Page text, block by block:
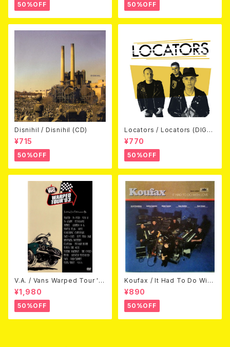
50%OFF 50%OFF
Disnihil / Disnihil (CD)
¥715
50%OFF
Locators / Locators (DIGPA
CK CD)
¥770
50%OFF
V.A. / Vans Warped Tour '0
3 (DVD)
¥1,980
50%OFF
Koufax / It Had To Do With
Love (CD)
¥890
50%OFF